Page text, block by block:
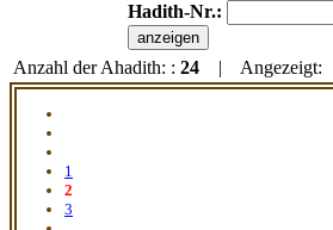
Hadith-Nr.:
Anzahl der Ahadith: : 24 | Angezeigt:
1
2
3